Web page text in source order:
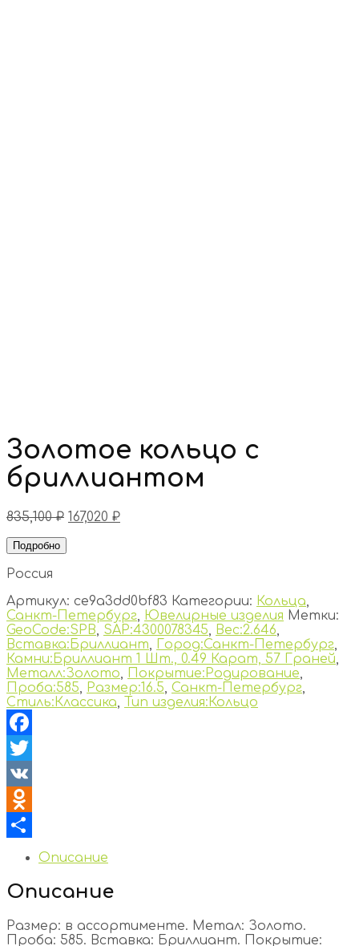
Золотое кольцо с
бриллиантом
835,100₽ 167,020 ₽
Подробно
Россия
Артикул: ce9a3dd0bf83 Категории: Кольца,
Санкт-Петербург, Ювелирные изделия Метки:
GeoCode:SPB, SAP:4300078345, Вес:2.646,
Вставка:Бриллиант, Город:Санкт-Петербург,
Камни:Бриллиант 1 Шт., 0.49 Карат, 57 Граней,
Металл:Золото, Покрытие:Родирование,
Проба:585, Размер:16.5, Санкт-Петербург,
Стиль:Классика, Тип изделия:Кольцо
Facebook
Twitter
VK
Odnoklassniki
Отправить
Описание
Описание
Размер: в ассортименте. Метал: Золото.
Проба: 585. Вставка: Бриллиант. Покрытие: